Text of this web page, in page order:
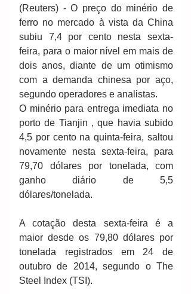
(Reuters) - O preço do minério de
ferro no mercado à vista da China
subiu 7,4 por cento nesta sexta-
feira, para o maior nível em mais de
dois anos, diante de um otimismo
com a demanda chinesa por aço,
segundo operadores e analistas.
O minério para entrega imediata no
porto de Tianjin , que havia subido
4,5 por cento na quinta-feira, saltou
novamente nesta sexta-feira, para
79,70 dólares por tonelada, com
ganho diário de 5,5
dólares/tonelada.
A cotação desta sexta-feira é a
maior desde os 79,80 dólares por
tonelada registrados em 24 de
outubro de 2014, segundo o The
Steel Index (TSI).